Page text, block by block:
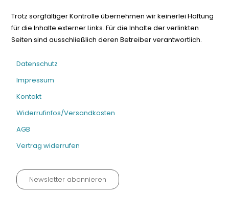
Trotz sorgfältiger Kontrolle übernehmen wir keinerlei Haftung
für die Inhalte externer Links. Für die Inhalte der verlinkten
Seiten sind ausschließlich deren Betreiber verantwortlich.
Datenschutz
Impressum
Kontakt
Widerrufinfos/Versandkosten
AGB
Vertrag widerrufen
Newsletter abonnieren